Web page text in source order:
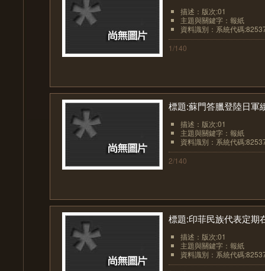
描述：版次:01
主題與關鍵字：報紙
資料識別：系統代碼
1/140
標題:蘇門答臘登陸日軍
描述：版次:01
主題與關鍵字：報紙
資料識別：系統代碼
2/140
標題:印菲民族代表定期
描述：版次:01
主題與關鍵字：報紙
資料識別：系統代碼